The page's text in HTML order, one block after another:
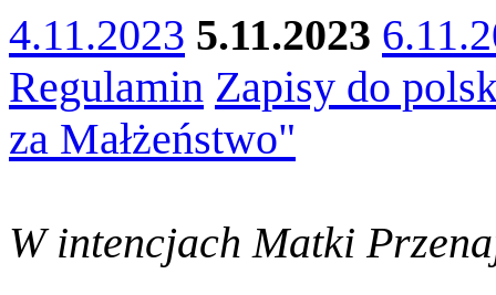
4.11.2023 5.11.2023
Regulamin Zapisy do
za Małżeństwo"
W intencjach Matki